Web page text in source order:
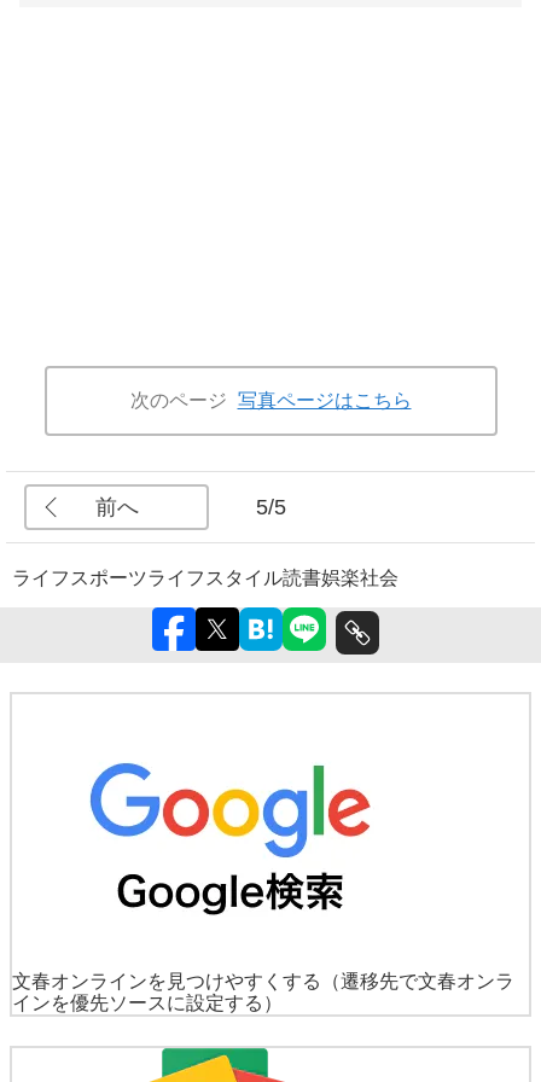
次のページ 写真ページはこちら
前へ 5/5
ライフ スポーツライフスタイル読書娯楽社会
文春オンラインを見つけやすくする
（遷移先で文春オンラ
インを優先ソースに設定する）